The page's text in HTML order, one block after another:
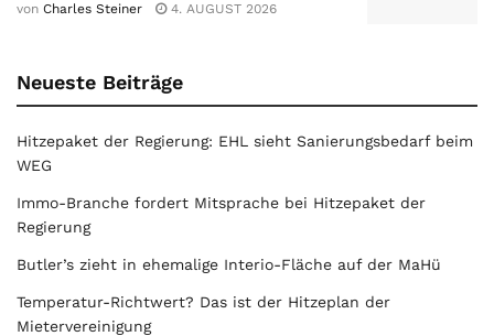
von Charles Steiner 4. AUGUST 2026
Neueste Beiträge
Hitzepaket der Regierung: EHL sieht Sanierungsbedarf beim
WEG
Immo-Branche fordert Mitsprache bei Hitzepaket der
Regierung
Butler’s zieht in ehemalige Interio-Fläche auf der MaHü
Temperatur-Richtwert? Das ist der Hitzeplan der
Mietervereinigung